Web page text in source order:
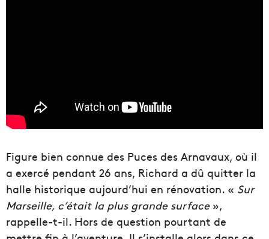
Figure bien connue des Puces des Arnavaux, où il
a exercé pendant 26 ans, Richard a dû quitter la
halle historique aujourd’hui en rénovation. « Sur
Marseille, c’était la plus grande surface»,
rappelle-t-il. Hors de question pourtant de